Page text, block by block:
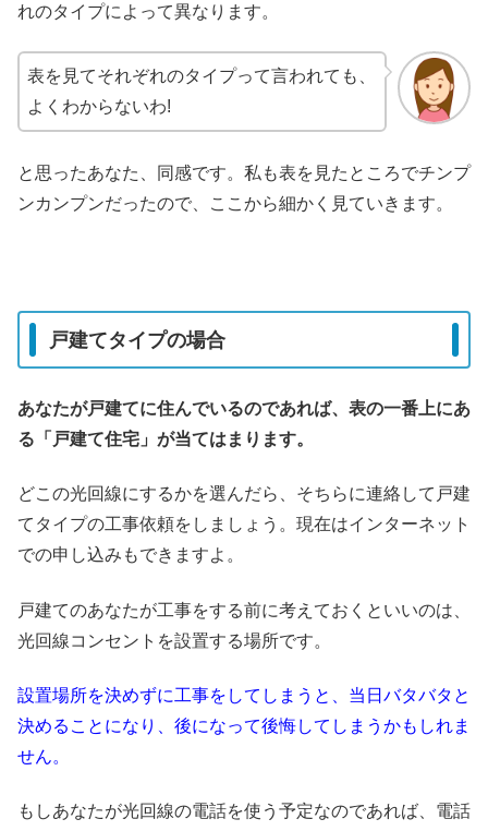
れのタイプによって異なります。
表を見てそれぞれのタイプって言われても、
よくわからないわ!
と思ったあなた、同感です。私も表を見たところでチンプ
ンカンプンだったので、ここから細かく見ていきます。
戸建てタイプの場合
あなたが戸建てに住んでいるのであれば、表の一番上にあ
る「戸建て住宅」が当てはまります。
どこの光回線にするかを選んだら、そちらに連絡して戸建
てタイプの工事依頼をしましょう。現在はインターネット
での申し込みもできますよ。
戸建てのあなたが工事をする前に考えておくといいのは、
光回線コンセントを設置する場所です。
設置場所を決めずに工事をしてしまうと、当日バタバタと
決めることになり、後になって後悔してしまうかもしれま
せん。
もしあなたが光回線の電話を使う予定なのであれば、電話